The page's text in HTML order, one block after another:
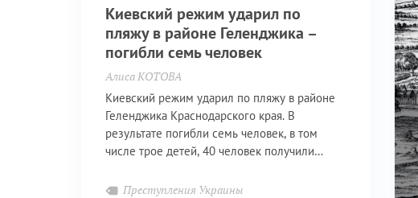
Киевский режим ударил по
пляжу в районе Геленджика –
погибли семь человек
Алиса КОТОВА
Киевский режим ударил по пляжу в районе
Геленджика Краснодарского края. В
результате погибли семь человек, в том
числе трое детей, 40 человек получили
Преступления Украины